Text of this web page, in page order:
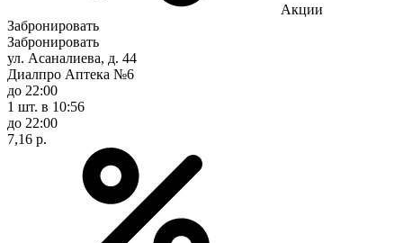
Акции
Забронировать
Забронировать
ул. Асаналиева, д. 44
Диалпро Аптека №6
до 22:00
1 шт. в 10:56
до 22:00
7,16 р.